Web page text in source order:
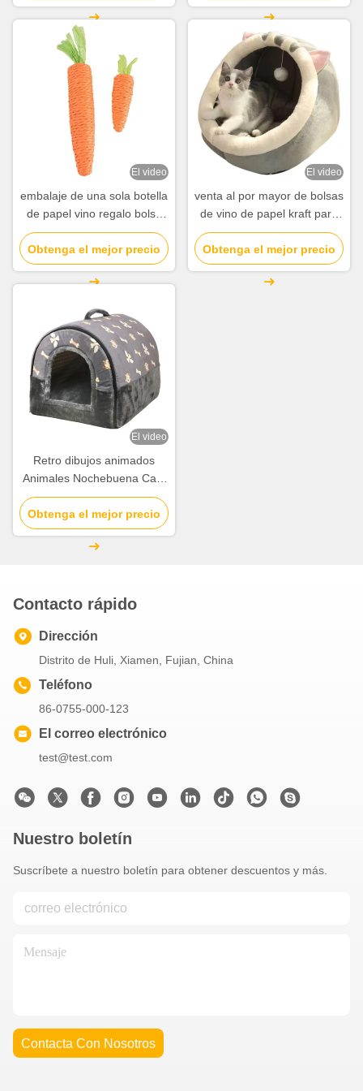
El video
embalaje de una sola botella
de papel vino regalo bolsa
de vidrio 2 botellas de vino
negro bolsas de mano
Obtenga el mejor precio
El video
venta al por mayor de bolsas
de vino de papel kraft para
botellas de vino
Obtenga el mejor precio
El video
Retro dibujos animados
Animales Nochebuena Caja
de regalo de manzana
Regalo de Navidad Pequeño
regalo Ornamento Bolsa de
embalaje
Obtenga el mejor precio
Contacto rápido
Dirección
Distrito de Huli, Xiamen, Fujian, China
Teléfono
86-0755-000-123
El correo electrónico
test@test.com
Nuestro boletín
Suscríbete a nuestro boletín para obtener descuentos y más.
Contacta Con Nosotros